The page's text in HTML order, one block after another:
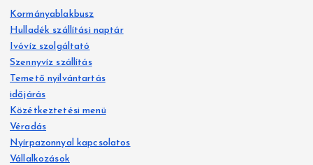
é
s
:
Kormányablakbusz
Hulladék szállítási naptár
Ivóvíz szolgáltató
Szennyvíz szállítás
Temető nyilvántartás
időjárás
Közétkeztetési menü
Véradás
Nyírpazonnyal kapcsolatos
Vállalkozások